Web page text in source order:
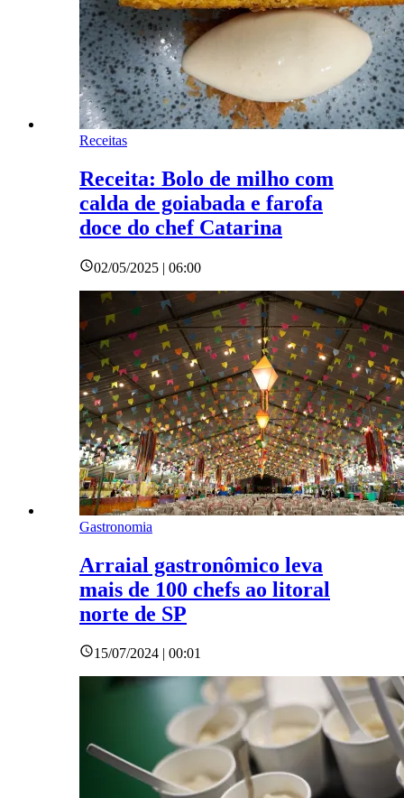
Receitas
Receita: Bolo de milho com
calda de goiabada e farofa
doce do chef Catarina
02/05/2025 | 06:00
Gastronomia
Arraial gastronômico leva
mais de 100 chefs ao litoral
norte de SP
15/07/2024 | 00:01